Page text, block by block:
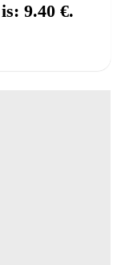
9.40 €.